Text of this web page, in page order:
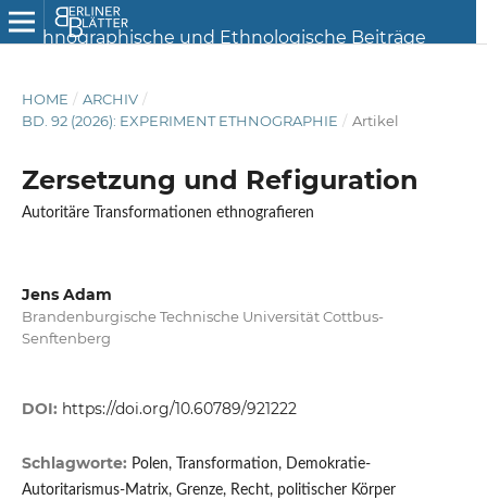
HOME / ARCHIV /
BD. 92 (2026): EXPERIMENT ETHNOGRAPHIE / Artikel
Zersetzung und Refiguration
Autoritäre Transformationen ethnografieren
Jens Adam
Brandenburgische Technische Universität Cottbus-
Senftenberg
DOI: https://doi.org/10.60789/921222
Schlagworte: Polen, Transformation, Demokratie-
Autoritarismus-Matrix, Grenze, Recht, politischer Körper